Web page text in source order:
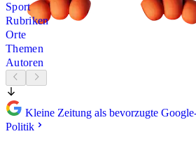
Sport
Rubriken
Orte
Themen
Autoren
Kleine Zeitung als bevorzugte
Politik